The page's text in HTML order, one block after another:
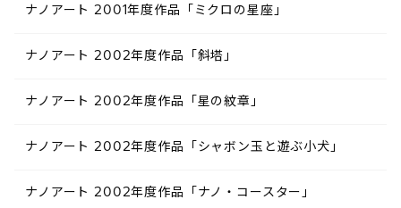
ナノアート 2001年度作品「ミクロの星座」
ナノアート 2002年度作品「斜塔」
ナノアート 2002年度作品「星の紋章」
ナノアート 2002年度作品「シャボン玉と遊ぶ小犬」
ナノアート 2002年度作品「ナノ・コースター」